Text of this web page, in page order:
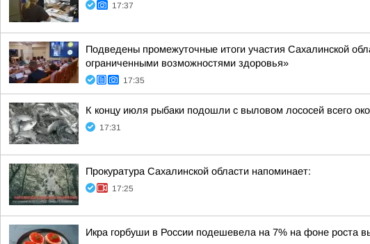
17:37
Подведены промежуточные итоги участия Сахалинской
ограниченными возможностями здоровья»
17:35
К концу июля рыбаки подошли с выловом лососей всего
17:31
Прокуратура Сахалинской области напоминает:
17:25
Икра горбуши в России подешевела на 7% на фоне роста